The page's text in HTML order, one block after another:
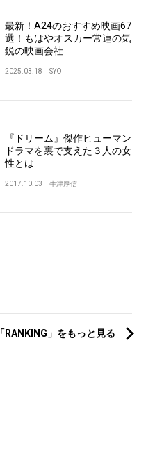
最新！A24のおすすめ映画67
選！もはやオスカー常連の気
鋭の映画会社
2025.03.18 SYO
『ドリーム』傑作ヒューマン
ドラマを裏で支えた３人の女
性とは
2017.10.03 牛津厚信
「RANKING」をもっと見る